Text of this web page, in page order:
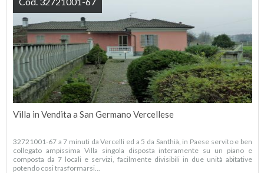
Villa in Vendita a San Germano Vercellese
32721001-67 a 7 minuti da Vercelli ed a 5 da Santhià, in Paese servito e ben
collegato ampissima Villa singola disposta interamente su un piano e
composta da 7 locali e servizi, facilmente divisibili in due unità abitative
potendo cosi trasformarsi...